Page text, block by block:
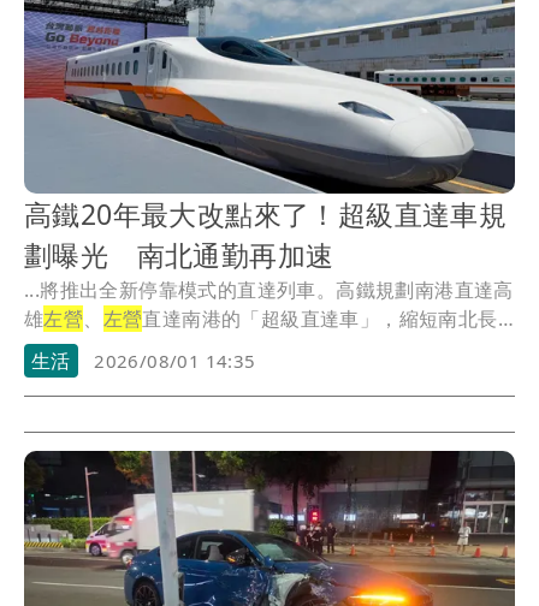
高鐵20年最大改點來了！超級直達車規
劃曝光 南北通勤再加速
...將推出全新停靠模式的直達列車。高鐵規劃南港直達高
雄左營、 左營直達南港的「超級直達車」，縮短南北長
途旅...
生活 2026/08/01 14:35